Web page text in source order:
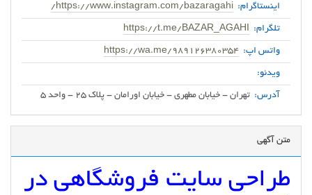
اینستاگرام: https://www.instagram.com/bazaragahi/
تلگرام: https://t.me/BAZAR_AGAHI
واتس اپ: https://wa.me/989126380354
ویدئو:
آدرس: تهران - خیابان مطهری - خیابان اورامان - پلاک 25 - واحد 5
متن آگهی
طراحی سایت فروشگاهی در